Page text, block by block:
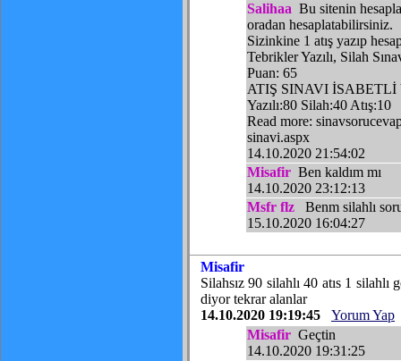
Salihaa Bu sitenin
oradan hesaplatabilirsiniz.
Sizinkine 1 atış yazıp
Tebrikler Yazılı, Silah
Puan: 65
ATIŞ SINAVI İSABETLİ
Yazılı:80 Silah:40 Atış:10
Read more:
sinavi.aspx
14.10.2020 21:54:02
Misafir Ben kaldım mı
14.10.2020 23:12:13
Msfr flz
Benm silahlı
15.10.2020 16:04:27
Misafir
Silahsız 90 silahlı 40 atıs 1
diyor tekrar alanlar
14.10.2020 19:19:45
Yorum Yap
Misafir Geçtin
14.10.2020 19:31:25